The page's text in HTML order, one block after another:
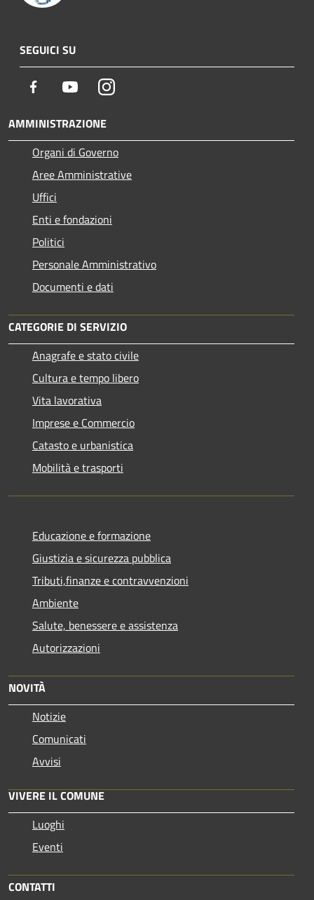
SEGUICI SU
Facebook YoutubeInstagram
AMMINISTRAZIONE
Organi di Governo
Aree Amministrative
Uffici
Enti e fondazioni
Politici
Personale Amministrativo
Documenti e dati
CATEGORIE DI SERVIZIO
Anagrafe e stato civile
Cultura e tempo libero
Vita lavorativa
Imprese e Commercio
Catasto e urbanistica
Mobilità e trasporti
Educazione e formazione
Giustizia e sicurezza pubblica
Tributi,finanze e contravvenzioni
Ambiente
Salute, benessere e assistenza
Autorizzazioni
NOVITÀ
Notizie
Comunicati
Avvisi
VIVERE IL COMUNE
Luoghi
Eventi
CONTATTI